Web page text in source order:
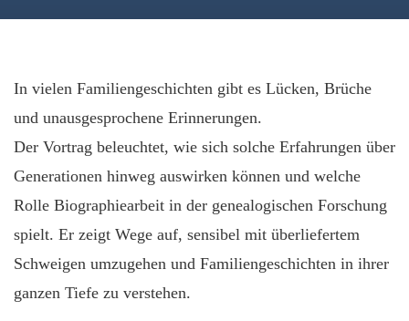
In vielen Familiengeschichten gibt es Lücken, Brüche
und unausgesprochene Erinnerungen.
Der Vortrag beleuchtet, wie sich solche Erfahrungen über
Generationen hinweg auswirken können und welche
Rolle Biographiearbeit in der genealogischen Forschung
spielt. Er zeigt Wege auf, sensibel mit überliefertem
Schweigen umzugehen und Familiengeschichten in ihrer
ganzen Tiefe zu verstehen.